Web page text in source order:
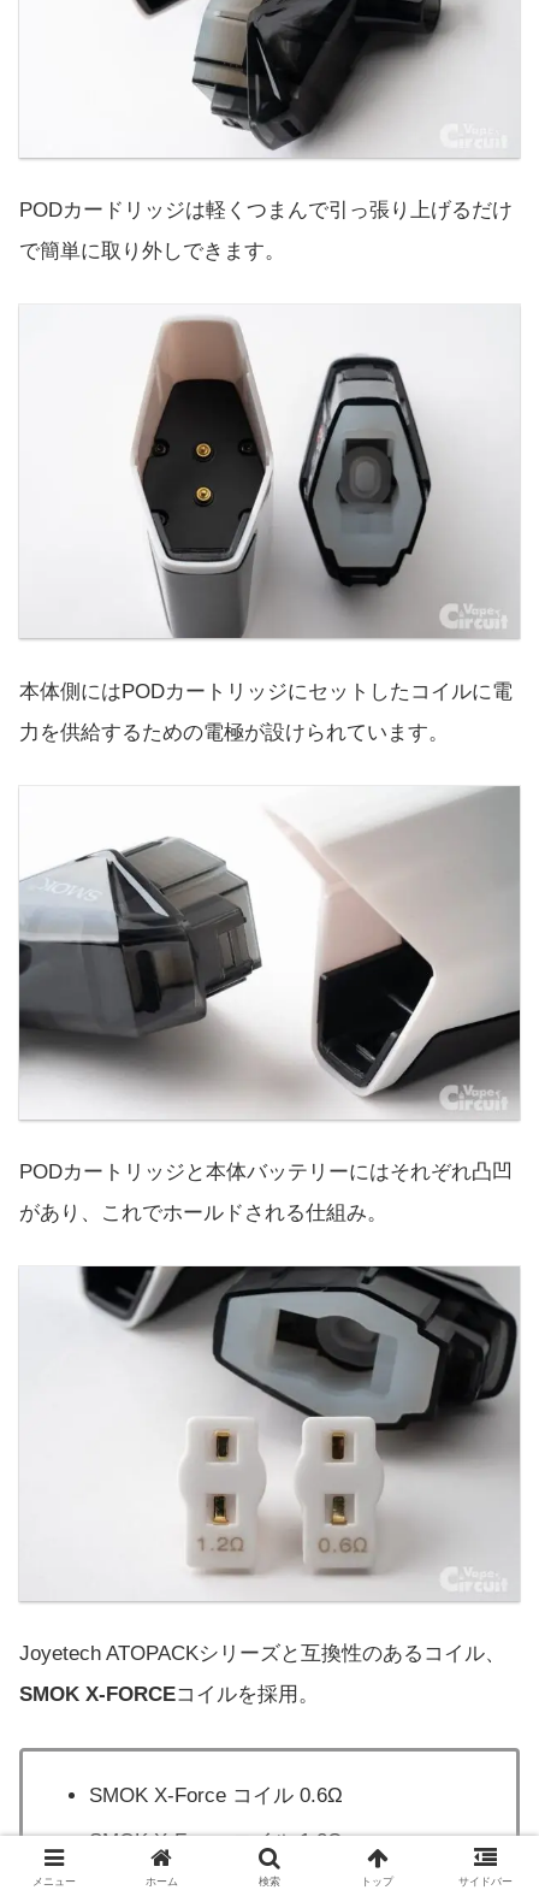
PODカードリッジは軽くつまんで引っ張り上げるだけ
で簡単に取り外しできます。
本体側にはPODカートリッジにセットしたコイルに電
力を供給するための電極が設けられています。
PODカートリッジと本体バッテリーにはそれぞれ凸凹
があり、これでホールドされる仕組み。
Joyetech ATOPACKシリーズと互換性のあるコイル、
SMOK X-FORCEコイルを採用。
SMOK X-Force コイル 0.6Ω
SMOK X-Force コイル 1.2Ω
メニュー ホーム 検索 トップ サイドバー